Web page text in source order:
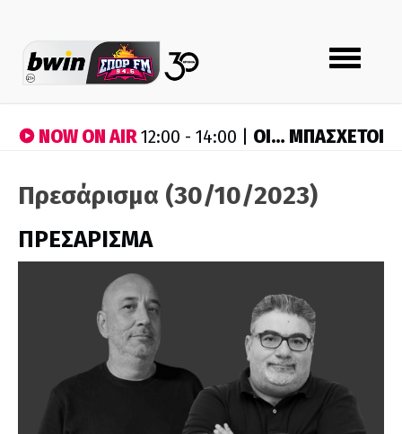
Toggle
navigation
NOW ON AIR12:00 - 14:00 | ΟΙ… ΜΠΑΣΧΕΤΟΙ
Πρεσάρισμα (30/10/2023)
ΠΡΕΣΑΡΙΣΜΑ